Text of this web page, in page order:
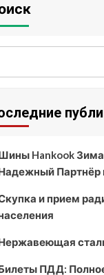
Hankook
Партнёр
и прием
ПДД: